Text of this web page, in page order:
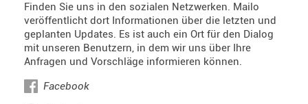
Finden Sie uns in den sozialen Netzwerken. Mailo
veröffentlicht dort Informationen über die letzten und
geplanten Updates. Es ist auch ein Ort für den Dialog
mit unseren Benutzern, in dem wir uns über Ihre
Anfragen und Vorschläge informieren können.
Facebook